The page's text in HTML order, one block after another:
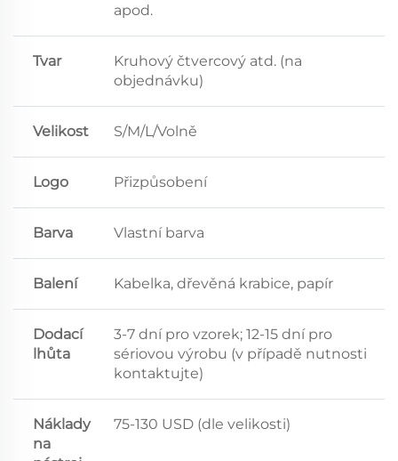
apod.
Tvar
Kruhový čtvercový atd. (na
objednávku)
Velikost S/M/L/Volně
Logo Přizpůsobení
Barva Vlastní barva
Balení Kabelka, dřevěná krabice, papír
Dodací
lhůta
3-7 dní pro vzorek; 12-15 dní pro
sériovou výrobu (v případě nutnosti
kontaktujte)
Náklady
na
75-130 USD (dle velikosti)